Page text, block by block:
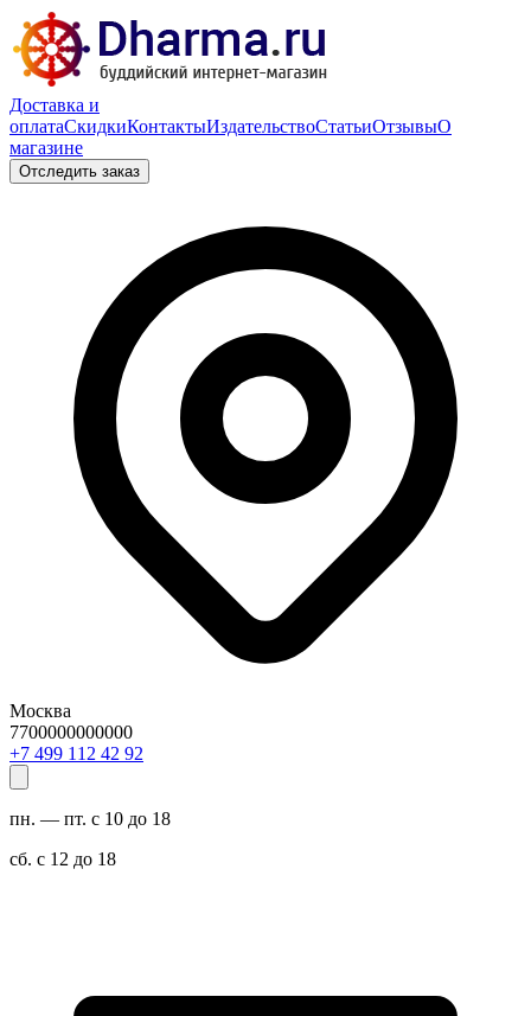
Доставка и
оплатаСкидкиКонтактыИздательствоСтатьиОтзывыО
магазине
Отследить заказ
Москва
7700000000000
29 24 211 994 7+
пн. — пт. с 10 до 18
сб. с 12 до 18